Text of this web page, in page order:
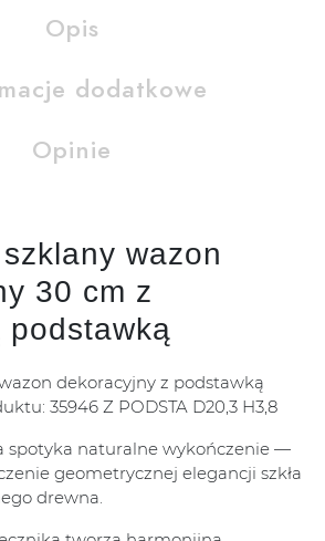
Opis
dodatkowe
Opinie
wazon
30 cm z
podstawką
dekoracyjny z podstawką
35946 Z PODSTA D20,3 H3,8
spotyka naturalne wykończenie —
geometrycznej elegancji szkła
drewna.